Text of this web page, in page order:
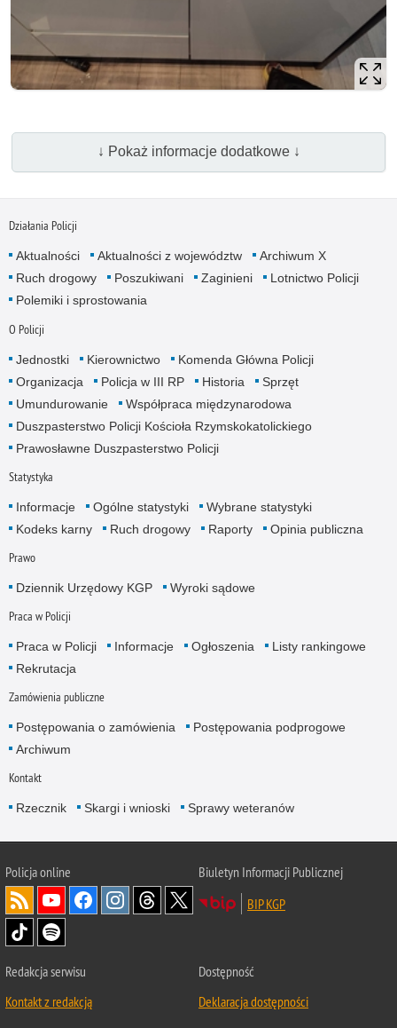
↓ Pokaż informacje dodatkowe ↓
Działania Policji
Aktualności Aktualności z województw
Archiwum X
Ruch drogowy
Poszukiwani Zaginieni
Lotnictwo Policji
Polemiki i sprostowania
O Policji
Jednostki Kierownictwo
Komenda Główna Policji
Organizacja
Policja w III RP Historia
Sprzęt
Umundurowanie
Współpraca międzynarodowa
Duszpasterstwo Policji Kościoła Rzymskokatolickiego
Prawosławne Duszpasterstwo Policji
Statystyka
Informacje Ogólne statystyki
Wybrane statystyki
Kodeks karny
Ruch drogowy Raporty Opinia publiczna
Prawo
Dziennik Urzędowy KGP Wyroki sądowe
Praca w Policji
Praca w Policji Informacje Ogłoszenia
Listy rankingowe
Rekrutacja
Zamówienia publiczne
Postępowania o zamówienia
Postępowania podprogowe
Archiwum
Kontakt
Rzecznik Skargi i wnioski Sprawy weteranów
Policjaonline
Biuletyn Informacji Publicznej
BIP KGP
Redakcja serwisu
Kontakt z redakcją
Dostępność
Deklaracja dostępności